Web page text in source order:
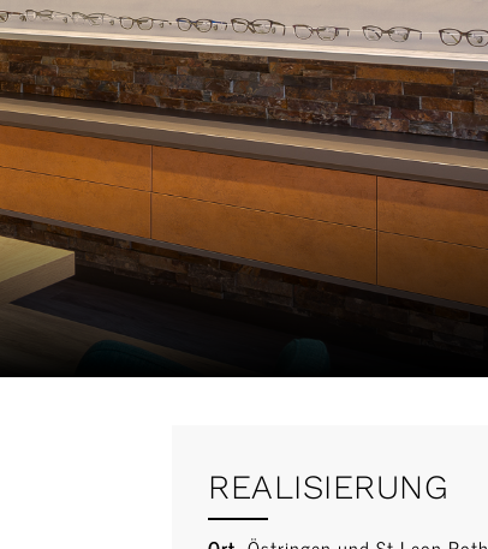
REALISIERUNG